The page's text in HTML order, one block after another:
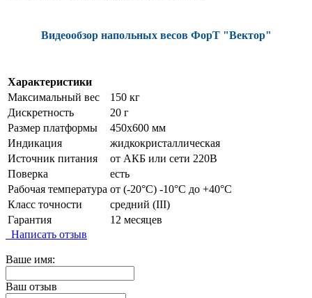
Видеообзор напольных весов ФорТ "Вектор"
Характеристики
Максимальный вес
150 кг
Дискретность
20 г
Размер платформы
450х600 мм
Индикация
жидкокристаллическая
Источник питания
от АКБ или сети 220В
Поверка
есть
Рабочая температура от (-20°C) -10°C до +40°C
Класс точности
средний (III)
Гарантия
12 месяцев
Написать отзыв
Ваше имя:
Ваш отзыв